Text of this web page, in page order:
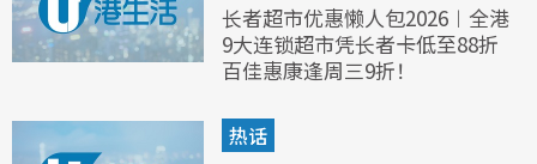
长者超市优惠懒人包2026︱全港
9大连锁超市凭长者卡低至88折
百佳惠康逢周三9折！
热话